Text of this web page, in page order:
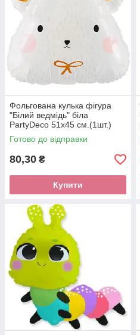
Фольгована кулька фігура
"Білий ведмідь" біла
PartyDeco 51х45 см.(1шт.)
Готово до відправки
80,30 ₴
Купити